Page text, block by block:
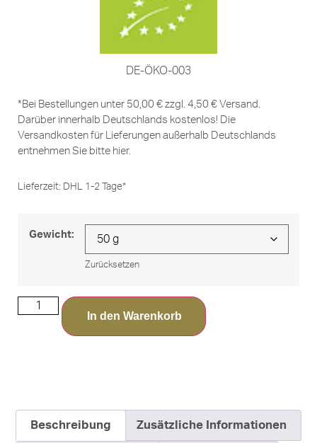
DE-ÖKO-003
*Bei Bestellungen unter 50,00 € zzgl. 4,50 € Versand.
Darüber innerhalb Deutschlands kostenlos! Die
Versandkosten für Lieferungen außerhalb Deutschlands
entnehmen Sie bitte hier.
Lieferzeit: DHL 1-2 Tage*
Gewicht:
Zurücksetzen
In den Warenkorb
Beschreibung Zusätzliche Informationen